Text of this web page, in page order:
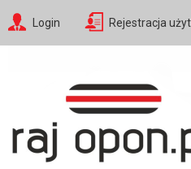
Login Rejestracja